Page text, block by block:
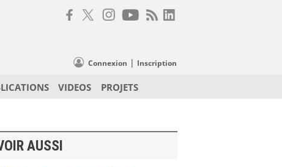
Connexion | Inscription
VIDEOS PROJETS
AUSSI